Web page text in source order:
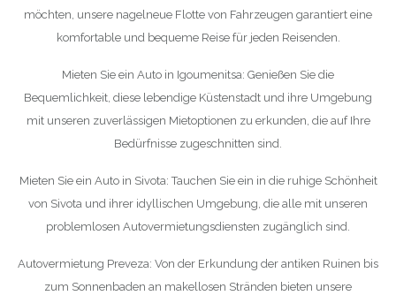
möchten, unsere nagelneue Flotte von Fahrzeugen garantiert eine
komfortable und bequeme Reise für jeden Reisenden.
Mieten Sie ein Auto in Igoumenitsa: Genießen Sie die
Bequemlichkeit, diese lebendige Küstenstadt und ihre Umgebung
mit unseren zuverlässigen Mietoptionen zu erkunden, die auf Ihre
Bedürfnisse zugeschnitten sind.
Mieten Sie ein Auto in Sivota: Tauchen Sie ein in die ruhige Schönheit
von Sivota und ihrer idyllischen Umgebung, die alle mit unseren
problemlosen Autovermietungsdiensten zugänglich sind.
Autovermietung Preveza: Von der Erkundung der antiken Ruinen bis
zum Sonnenbaden an makellosen Stränden bieten unsere